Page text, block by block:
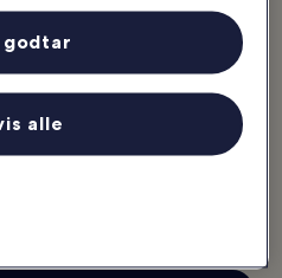
= 10 kr som du kan
hoteller
med én gang (på
sett av litt til senere
alle
godtar